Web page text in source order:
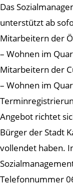
Das
unterstützt ab
Mitarbeitern der
– Wohnen im
Mitarbeitern der
– Wohnen im
Angebot richtet
Bürger der Stadt
vollendet haben.
Telefonnummer